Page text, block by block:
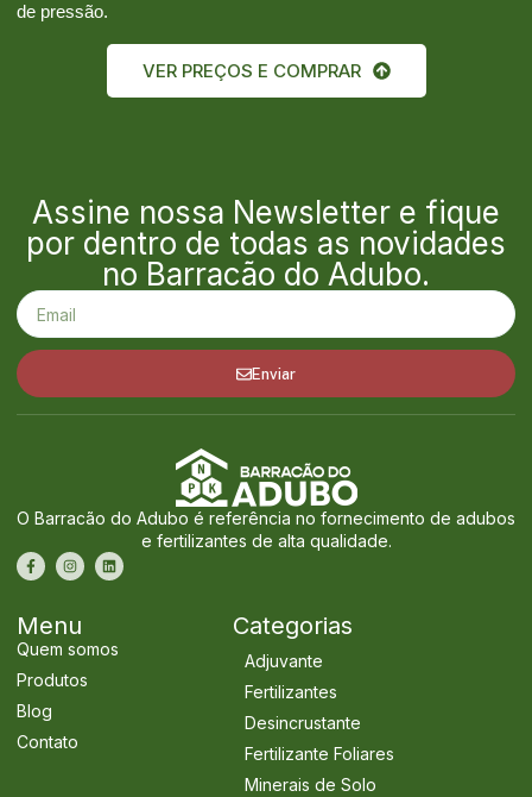
de pressão.
VER PREÇOS E COMPRAR
Assine nossa Newsletter e fique
por dentro de todas as novidades
no Barracão do Adubo.
Enviar
O Barracão do Adubo é referência no fornecimento de adubos
e fertilizantes de alta qualidade.
Menu
Quem somos
Produtos
Blog
Contato
Categorias
Adjuvante
Fertilizantes
Desincrustante
Fertilizante Foliares
Minerais de Solo